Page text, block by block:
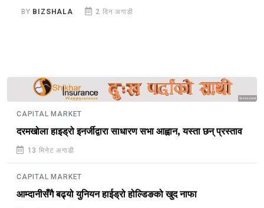
BY BIZSHALA 2 दिन अगाडी
Sponsored
CAPITAL MARKET
दरमखोला हाइड्रो इनर्जीद्वारा साधारण सभा आह्वान, यस्ता छन् प्रस्ताव
13 मिनेट अगाडी
CAPITAL MARKET
आम्दानीसँगै बढ्यो युनियन हाईड्रो होल्डिङको खुद नाफा